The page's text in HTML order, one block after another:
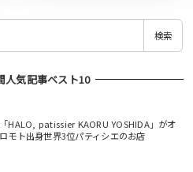
検索
人気記事ベスト10
HALO, patissier KAORU YOSHIDA」がオ
モト出身世界3位パティシエのお店